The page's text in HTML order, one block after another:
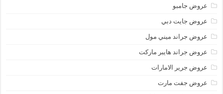
عروض جامبو
عروض جايت دبي
عروض جراند ميني مول
عروض جراند هايبر ماركت
عروض جرير الامارات
عروض جفت مارت